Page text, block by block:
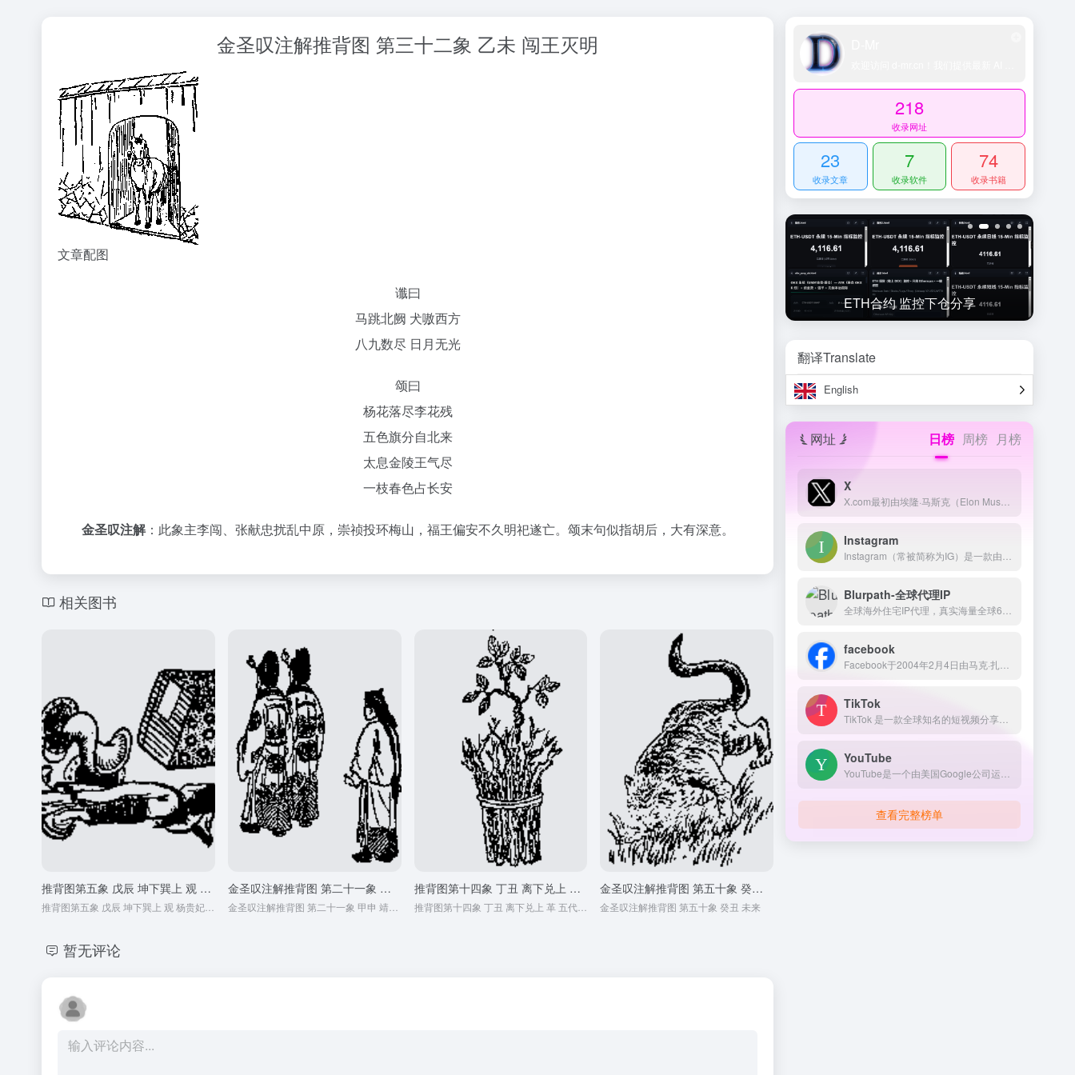
金圣叹注解推背图 第三十二象 乙未 闯王灭明
文章配图
谶曰
马跳北阙 犬嗷西方
八九数尽 日月无光
颂曰
杨花落尽李花残
五色旗分自北来
太息金陵王气尽
一枝春色占长安
金圣叹注解：此象主李闯、张献忠扰乱中原，崇祯投环梅山，福王偏安不久明祀遂亡。颂末句似指胡后，大有深意。
相关图书
推背图第五象 戊辰 坤下巽上 观 杨贵妃马嵬之变的预言
推背图第五象 戊辰 坤下巽上 观 杨贵妃马嵬之变的预言
金圣叹注解推背图 第二十一象 甲申 靖康耻
金圣叹注解推背图 第二十一象 甲申 靖康耻
推背图第十四象 丁丑 离下兑上 革 五代十国的预言
推背图第十四象 丁丑 离下兑上 革 五代十国的预言
金圣叹注解推背图 第五十象 癸丑 未来
金圣叹注解推背图 第五十象 癸丑 未来
暂无评论
218
收录网址
23
收录文章
7
收录软件
74
收录书籍
docker permission denied JAVA设计模式
翻译Translate
English
网址 日榜 周榜 月榜
X
Instagram
Blurpath-全球代理IP
facebook
TikTok
YouTube
查看完整榜单